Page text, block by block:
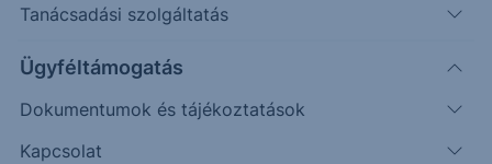
Tanácsadási szolgáltatás
Ügyféltámogatás
Dokumentumok és tájékoztatások
Kapcsolat
08:00
32.2000
32.3000
32.4000